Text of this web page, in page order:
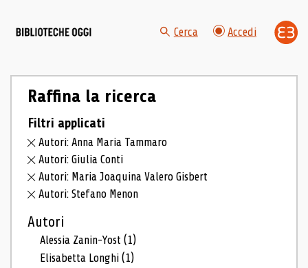
Cerca Accedi
Raffina la ricerca
Filtri applicati
Autori: Anna Maria Tammaro
Autori: Giulia Conti
Autori: Maria Joaquina Valero Gisbert
Autori: Stefano Menon
Autori
Alessia Zanin-Yost(1)
Elisabetta Longhi(1)